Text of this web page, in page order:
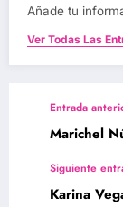
Añade tu
Ver Todas Las
Entrada
Marichel
Siguiente
Karina